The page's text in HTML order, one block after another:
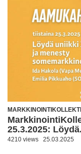
25.3.2025:
4210 views 25.03.2025